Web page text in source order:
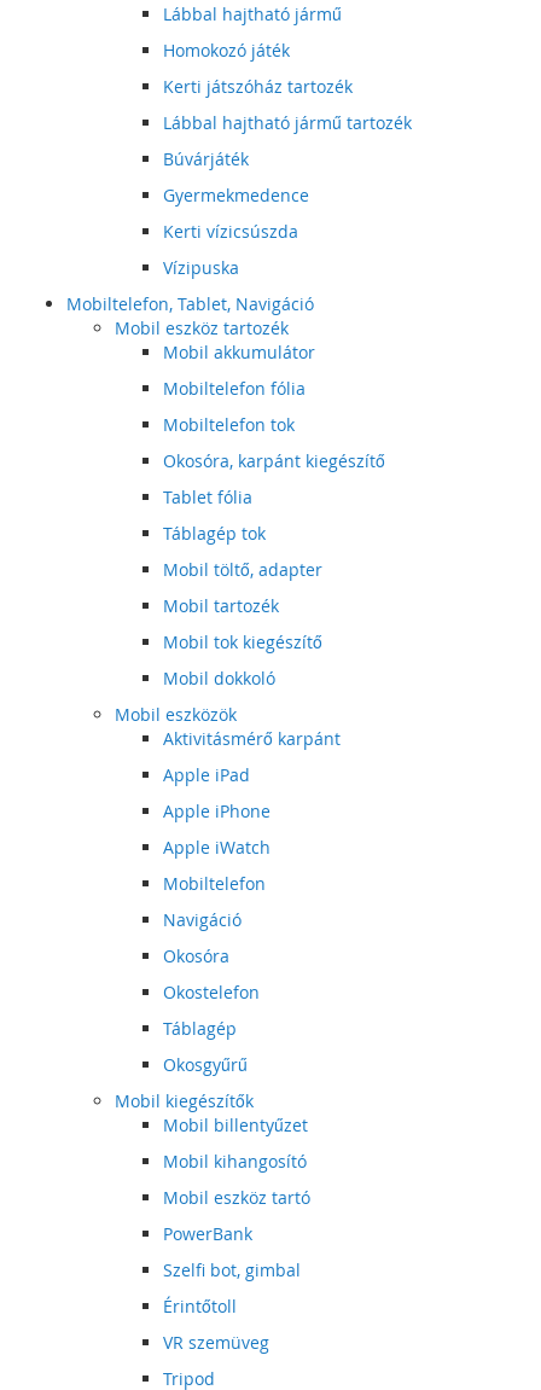
Lábbal hajtható jármű
Homokozó játék
Kerti játszóház tartozék
Lábbal hajtható jármű tartozék
Búvárjáték
Gyermekmedence
Kerti vízicsúszda
Vízipuska
Mobiltelefon, Tablet, Navigáció
Mobil eszköz tartozék
Mobil akkumulátor
Mobiltelefon fólia
Mobiltelefon tok
Okosóra, karpánt kiegészítő
Tablet fólia
Táblagép tok
Mobil töltő, adapter
Mobil tartozék
Mobil tok kiegészítő
Mobil dokkoló
Mobil eszközök
Aktivitásmérő karpánt
Apple iPad
Apple iPhone
Apple iWatch
Mobiltelefon
Navigáció
Okosóra
Okostelefon
Táblagép
Okosgyűrű
Mobil kiegészítők
Mobil billentyűzet
Mobil kihangosító
Mobil eszköz tartó
PowerBank
Szelfi bot, gimbal
Érintőtoll
VR szemüveg
Tripod